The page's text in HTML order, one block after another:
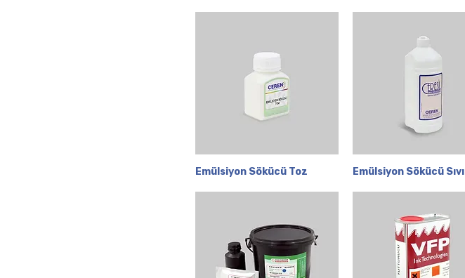
Hızlı Bakış
Emülsiyon Sökücü Toz Hızlı Bakış
Emülsiyon Sökücü Sıvı